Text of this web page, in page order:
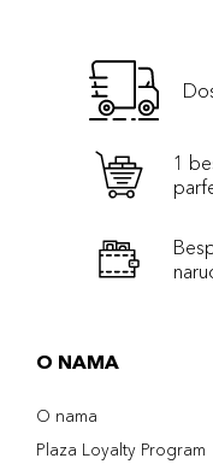
1
O NAMA
O nama
Plaza Loyalty Program